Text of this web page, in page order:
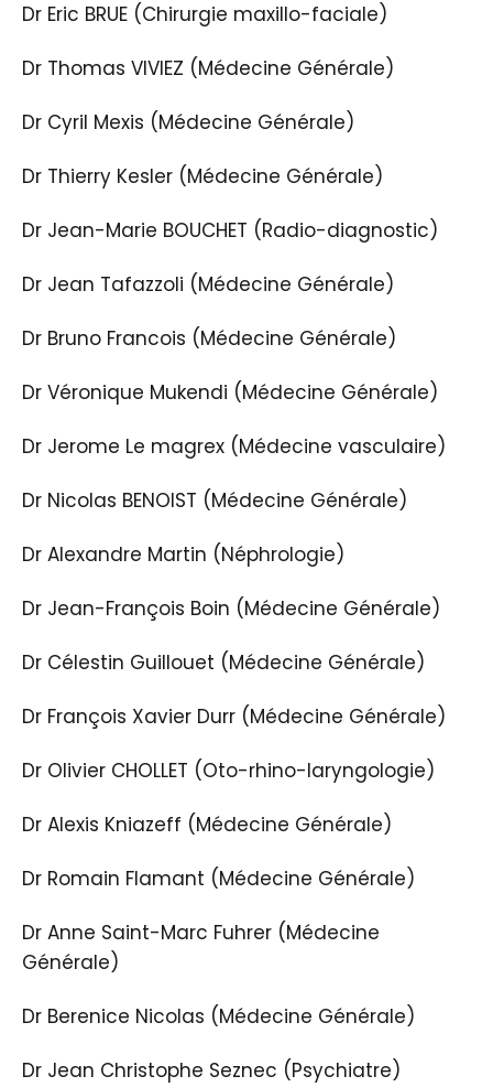
Dr Eric BRUE (Chirurgie maxillo-faciale)
Dr Thomas VIVIEZ (Médecine Générale)
Dr Cyril Mexis (Médecine Générale)
Dr Thierry Kesler (Médecine Générale)
Dr Jean-Marie BOUCHET (Radio-diagnostic)
Dr Jean Tafazzoli (Médecine Générale)
Dr Bruno Francois (Médecine Générale)
Dr Véronique Mukendi (Médecine Générale)
Dr Jerome Le magrex (Médecine vasculaire)
Dr Nicolas BENOIST (Médecine Générale)
Dr Alexandre Martin (Néphrologie)
Dr Jean-François Boin (Médecine Générale)
Dr Célestin Guillouet (Médecine Générale)
Dr François Xavier Durr (Médecine Générale)
Dr Olivier CHOLLET (Oto-rhino-laryngologie)
Dr Alexis Kniazeff (Médecine Générale)
Dr Romain Flamant (Médecine Générale)
Dr Anne Saint-Marc Fuhrer (Médecine
Générale)
Dr Berenice Nicolas (Médecine Générale)
Dr Jean Christophe Seznec (Psychiatre)